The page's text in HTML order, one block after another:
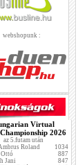
webshopunk :
Virtual
2026
az 5.futam után
Roland
1034
887
Jani
847